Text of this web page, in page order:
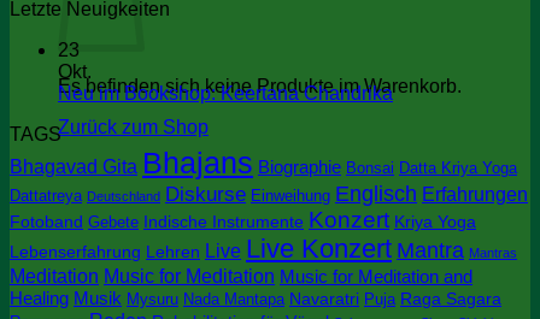
Es befinden sich keine Produkte im Warenkorb.
Zurück zum Shop
Letzte Neuigkeiten
23
Okt.
Neu im Bookshop: Keertana ChandrikaKeine
im
Bookshop:
Keertana
Chandrika
TAGS
Bhagavad Gita Bhajans Biographie Bonsai Datta Kriya Yoga
Dattatreya Deutschland Diskurse Einweihung Englisch Erfahrungen
Fotoband Gebete Indische Instrumente Konzert Kriya Yoga
Lebenserfahrung Lehren Live Live Konzert Mantra Mantras
Meditation Music for Meditation Music for Meditation and
Healing Musik Mysuru Nada Mantapa Navaratri Puja Raga Sagara